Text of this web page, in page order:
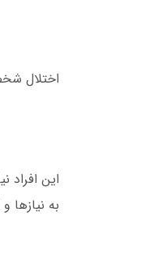
اختلال
این افراد
به